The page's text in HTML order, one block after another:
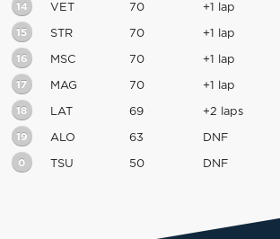
14 VET 70 +1 lap
15 STR 70 +1 lap
16 MSC 70 +1 lap
17 MAG 70 +1 lap
18 LAT 69 +2 laps
19 ALO 63 DNF
0 TSU 50 DNF